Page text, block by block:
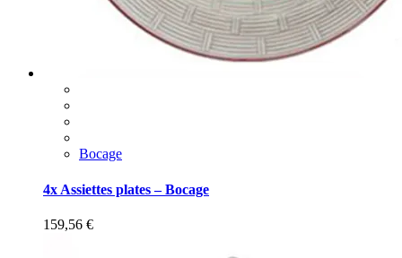
Bocage
4x Assiettes plates – Bocage
159,56 €